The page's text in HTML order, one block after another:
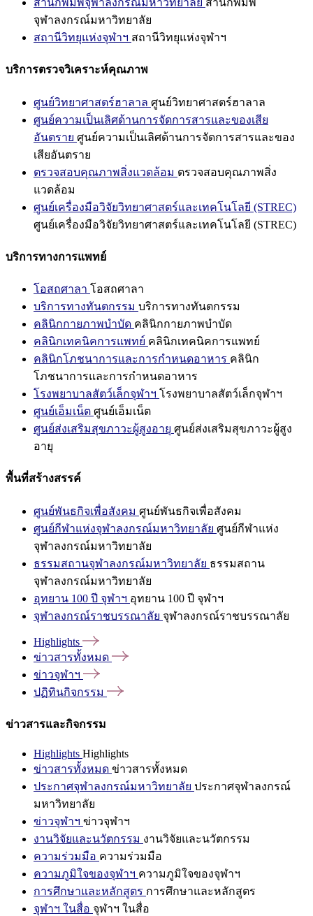
สำนักพิมพ์จุฬาลงกรณ์มหาวิทยาลัย สำนักพิมพ์
จุฬาลงกรณ์มหาวิทยาลัย
สถานีวิทยุแห่งจุฬาฯ สถานีวิทยุแห่งจุฬาฯ
บริการตรวจวิเคราะห์คุณภาพ
ศูนย์วิทยาศาสตร์ฮาลาล ศูนย์วิทยาศาสตร์ฮาลาล
ศูนย์ความเป็นเลิศด้านการจัดการสารและของเสีย
อันตราย ศูนย์ความเป็นเลิศด้านการจัดการสารและของ
เสียอันตราย
ตรวจสอบคุณภาพสิ่งแวดล้อม ตรวจสอบคุณภาพสิ่ง
แวดล้อม
ศูนย์เครื่องมือวิจัยวิทยาศาสตร์และเทคโนโลยี (STREC)
ศูนย์เครื่องมือวิจัยวิทยาศาสตร์และเทคโนโลยี (STREC)
บริการทางการแพทย์
โอสถศาลา โอสถศาลา
บริการทางทันตกรรม บริการทางทันตกรรม
คลินิกกายภาพบำบัด คลินิกกายภาพบำบัด
คลินิกเทคนิคการแพทย์ คลินิกเทคนิคการแพทย์
คลินิกโภชนาการและการกำหนดอาหาร คลินิก
โภชนาการและการกำหนดอาหาร
โรงพยาบาลสัตว์เล็กจุฬาฯ โรงพยาบาลสัตว์เล็กจุฬาฯ
ศูนย์เอ็มเน็ต ศูนย์เอ็มเน็ต
ศูนย์ส่งเสริมสุขภาวะผู้สูงอายุ ศูนย์ส่งเสริมสุขภาวะผู้สูง
อายุ
พื้นที่สร้างสรรค์
ศูนย์พันธกิจเพื่อสังคม ศูนย์พันธกิจเพื่อสังคม
ศูนย์กีฬาแห่งจุฬาลงกรณ์มหาวิทยาลัย ศูนย์กีฬาแห่ง
จุฬาลงกรณ์มหาวิทยาลัย
ธรรมสถานจุฬาลงกรณ์มหาวิทยาลัย ธรรมสถาน
จุฬาลงกรณ์มหาวิทยาลัย
อุทยาน 100 ปี จุฬาฯ อุทยาน 100 ปี จุฬาฯ
จุฬาลงกรณ์ราชบรรณาลัย จุฬาลงกรณ์ราชบรรณาลัย
Highlights
ข่าวสารทั้งหมด
ข่าวจุฬาฯ
ปฏิทินกิจกรรม
ข่าวสารและกิจกรรม
Highlights Highlights
ข่าวสารทั้งหมด ข่าวสารทั้งหมด
ประกาศจุฬาลงกรณ์มหาวิทยาลัย ประกาศจุฬาลงกรณ์
มหาวิทยาลัย
ข่าวจุฬาฯ ข่าวจุฬาฯ
งานวิจัยและนวัตกรรม งานวิจัยและนวัตกรรม
ความร่วมมือ ความร่วมมือ
ความภูมิใจของจุฬาฯ ความภูมิใจของจุฬาฯ
การศึกษาและหลักสูตร การศึกษาและหลักสูตร
จุฬาฯ ในสื่อ จุฬาฯ ในสื่อ